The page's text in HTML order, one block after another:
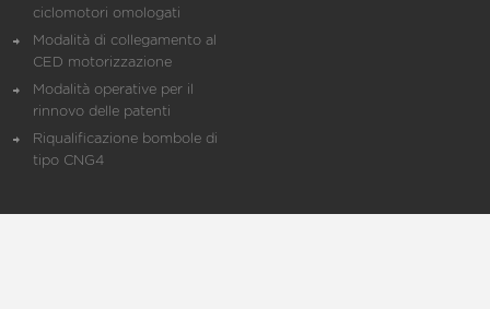
ciclomotori omologati
Modalità di collegamento al
CED motorizzazione
Modalità operative per il
rinnovo delle patenti
Riqualificazione bombole di
tipo CNG4